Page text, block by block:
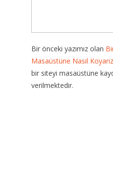
Bir önceki yazımız olan
Masaüstüne Nasıl
bir siteyi masaüstüne
verilmektedir.